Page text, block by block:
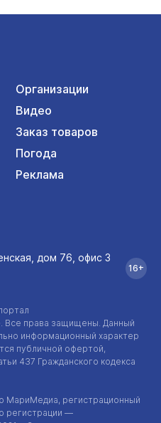
Организации
Видео
Заказ товаров
Погода
Реклама
. Все права защищены. Данный
информационный характер
публичной офертой,
437 Гражданского кодекса
МариМедиа, регистрационный
регистрации —
дом 76, офис 3
16+